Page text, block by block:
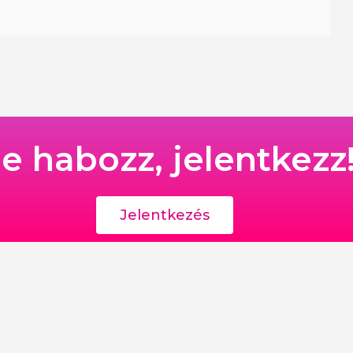
habozz,
Jelentkezés